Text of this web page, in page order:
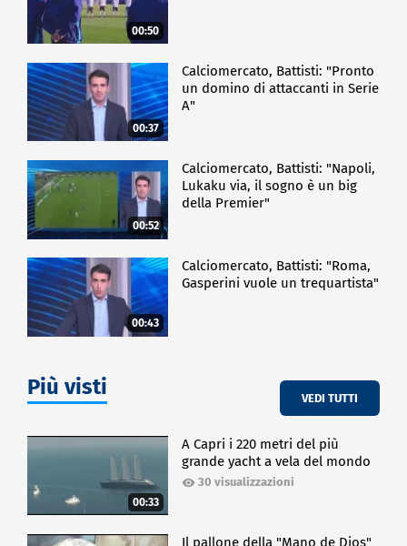
00:50
00:37
Calciomercato, Battisti: "Pronto
un domino di attaccanti in Serie
A"
00:52
Calciomercato, Battisti: "Napoli,
Lukaku via, il sogno è un big
della Premier"
00:43
Calciomercato, Battisti: "Roma,
Gasperini vuole un trequartista"
Più visti VEDI TUTTI
00:33
A Capri i 220 metri del più
grande yacht a vela del mondo
30 visualizzazioni
Il pallone della "Mano de Dios"